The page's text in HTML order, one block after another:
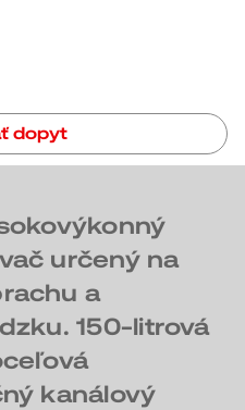
dopyt
určený na
a
150-litrová
kanálový